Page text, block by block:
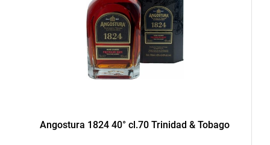
Angostura 1824 40° cl.70 Trinidad & Tobago